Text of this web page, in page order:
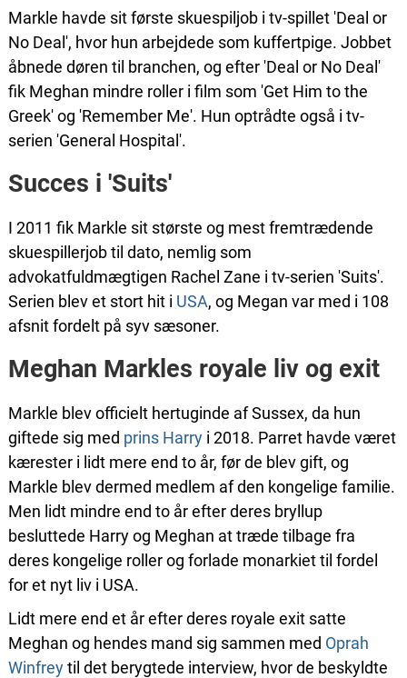
Markle havde sit første skuespiljob i tv-spillet 'Deal or
No Deal', hvor hun arbejdede som kuffertpige. Jobbet
åbnede døren til branchen, og efter 'Deal or No Deal'
fik Meghan mindre roller i film som 'Get Him to the
Greek' og 'Remember Me'. Hun optrådte også i tv-
serien 'General Hospital'.
Succes i 'Suits'
I 2011 fik Markle sit største og mest fremtrædende
skuespillerjob til dato, nemlig som
advokatfuldmægtigen Rachel Zane i tv-serien 'Suits'.
Serien blev et stort hit i USA, og Megan var med i 108
afsnit fordelt på syv sæsoner.
Meghan Markles royale liv og exit
Markle blev officielt hertuginde af Sussex, da hun
giftede sig med prins Harryi 2018. Parret havde været
kærester i lidt mere end to år, før de blev gift, og
Markle blev dermed medlem af den kongelige familie.
Men lidt mindre end to år efter deres bryllup
besluttede Harry og Meghan at træde tilbage fra
deres kongelige roller og forlade monarkiet til fordel
for et nyt liv i USA.
Lidt mere end et år efter deres royale exit satte
Meghan og hendes mand sig sammen med Oprah
Winfreytil det berygtede interview, hvor de beskyldte